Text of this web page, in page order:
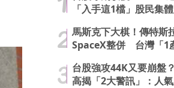
「入手這1檔」股民集
馬斯克下大棋！傳特斯
SpaceX整併 台灣「1
台股強攻44K又要崩盤
高揭「2大警訊」：人